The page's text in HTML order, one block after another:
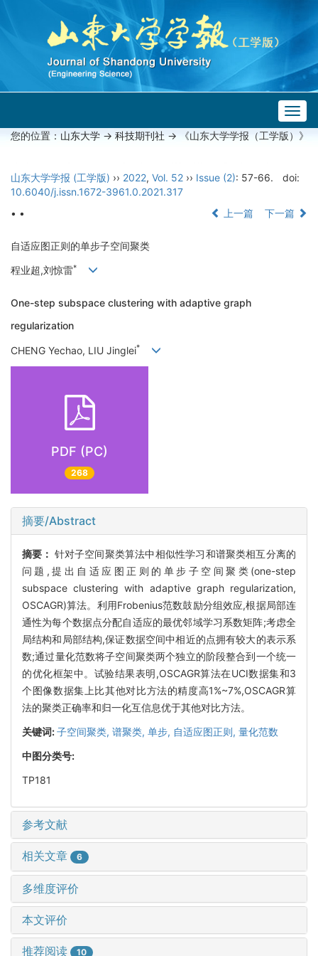
您的位置： 山东大学 -> 科技期刊社 -> 《山东大学学报（工学版）》
山东大学学报 (工学版) ›› 2022, Vol. 52 ›› Issue (2): 57-66.
doi:
10.6040/j.issn.1672-3961.0.2021.317
• •
上一篇 下一篇
自适应图正则的单步子空间聚类
程业超,刘惊雷*
One-step subspace clustering with adaptive graph
regularization
CHENG Yechao, LIU Jinglei*
PDF (PC)
268
摘要/Abstract
摘要： 针对子空间聚类算法中相似性学习和谱聚类相互分离的
问题,提出自适应图正则的单步子空间聚类(one-step
subspace clustering with adaptive graph regularization,
OSCAGR)算法。利用Frobenius范数鼓励分组效应,根据局部连
通性为每个数据点分配自适应的最优邻域学习系数矩阵;考虑全
局结构和局部结构,保证数据空间中相近的点拥有较大的表示系
数;通过量化范数将子空间聚类两个独立的阶段整合到一个统一
的优化框架中。试验结果表明,OSCAGR算法在UCI数据集和3
个图像数据集上比其他对比方法的精度高1%~7%,OSCAGR算
法的聚类正确率和归一化互信息优于其他对比方法。
关键词:子空间聚类, 谱聚类, 单步, 自适应图正则, 量化范数
中图分类号:
TP181
参考文献
相关文章 6
多维度评价
本文评价
推荐阅读 10